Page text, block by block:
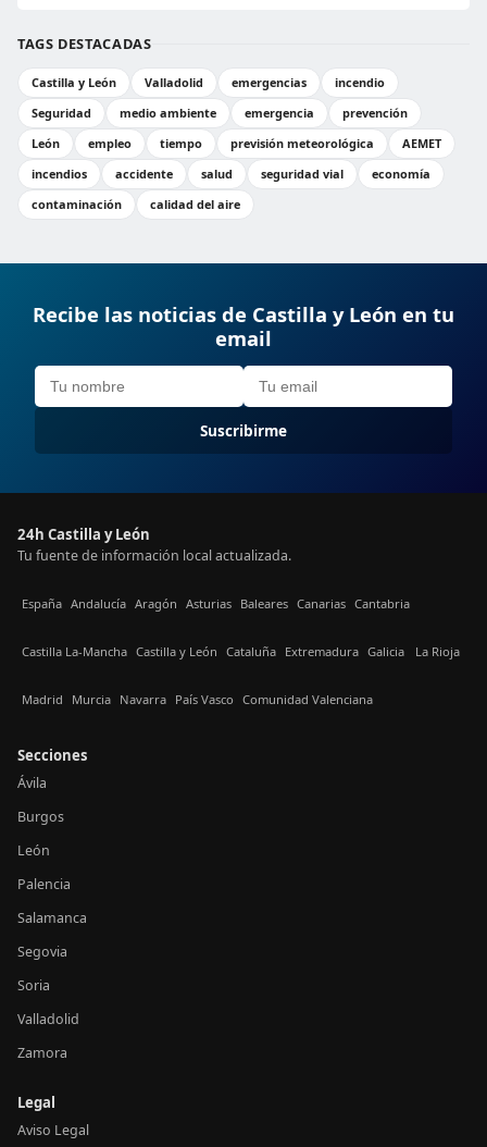
TAGS DESTACADAS
Castilla y León Valladolid emergencias
incendio
Seguridad
medio ambiente emergencia
prevención
León
empleo tiempo previsión meteorológica
AEMET
incendios
accidente salud seguridad vial
economía
contaminación
calidad del aire
Recibe las noticias de Castilla y León en tu
email
Suscribirme
24h Castilla y León
Tu fuente de información local actualizada.
España Andalucía Aragón Asturias Baleares Canarias Cantabria
Castilla La-Mancha Castilla y León Cataluña Extremadura Galicia La Rioja
Madrid Murcia Navarra País Vasco Comunidad Valenciana
Secciones
Ávila
Burgos
León
Palencia
Salamanca
Segovia
Soria
Valladolid
Zamora
Legal
Aviso Legal